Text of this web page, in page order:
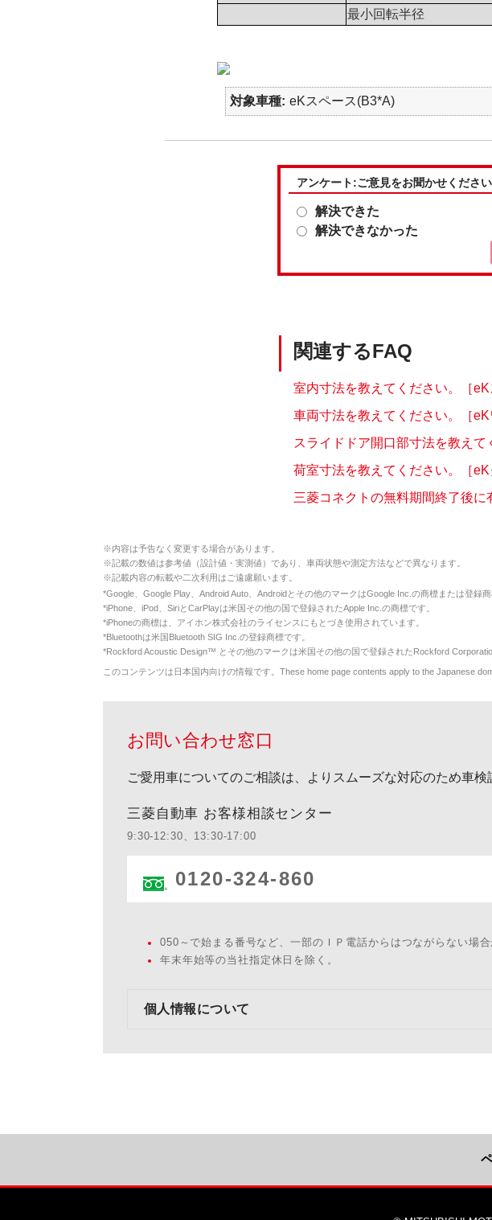
最小回転半径
対象車種 eKスペース(B3*A)
アンケート:ご意見をお聞かせください
解決できた
解決できなかった
関連するFAQ
室内寸法を教えてください。［eK
車両寸法を教えてください。［eK
スライドドア開口部寸法を教え
荷室寸法を教えてください。［
三菱コネクトの無料期間終了後
※内容は予告なく変更する場合があります。
※記載の数値は参考値（設計値・実測値）であり、車両状態や測定方法などで異なります。
※記載内容の転載や二次利用はご遠慮願います。
*Google、Google Play、Android Auto、Androidとその他のマークはGoogle Inc.の商標または登録商
*iPhone、iPod、SiriとCarPlayは米国その他の国で登録されたApple Inc.の商標です。
*iPhoneの商標は、アイホン株式会社のライセンスにもとづき使用されています。
*Bluetoothは米国Bluetooth SIG Inc.の登録商標です。
*Rockford Acoustic Design™ とその他のマークは米国その他の国で登録されたRockford
このコンテンツは日本国内向けの情報です。These home page contents apply to the Japanese
お問い合わせ窓口
ご愛用車についてのご相談は、よりスムーズな対応のため車検
三菱自動車 お客様相談センター
9:30-12:30、13:30-17:00
0120-324-860
050～で始まる番号など、一部のＩＰ電話からはつながらない場合
年末年始等の当社指定休日を除く。
個人情報について